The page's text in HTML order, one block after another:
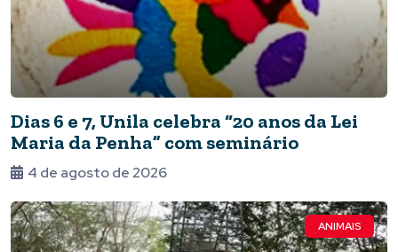
Dias 6 e 7, Unila celebra “20 anos da Lei
Maria da Penha” com seminário
4 de agosto de 2026
ANIMAIS